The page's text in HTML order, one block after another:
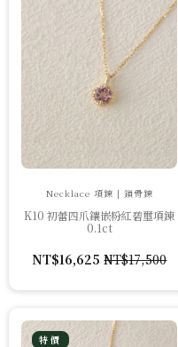
Necklace 項鍊 | 鎖骨鍊
K10 初蕾四爪鑲嵌粉紅碧璽項鍊
0.1ct
NT$17,500
原
價
NT$17,500。
NT$16,625目
價
NT$16,625。
特價